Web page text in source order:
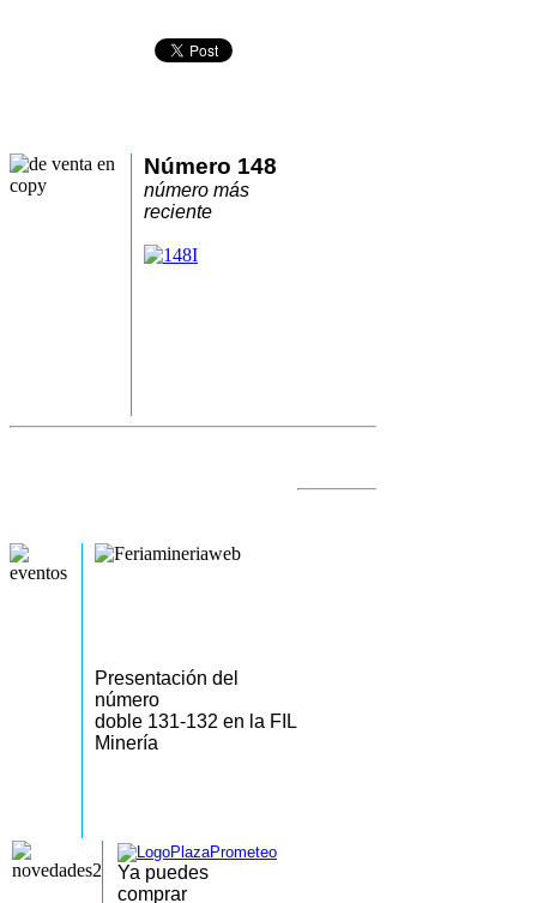
Número 148
número más
reciente
Presentación del
número
doble 131-132 en la FIL
Minería
Ya puedes
comprar